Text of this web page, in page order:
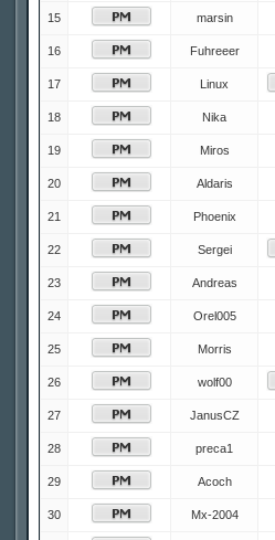
15 marsin
16 Fuhreeer
17 Linux
18 Nika
19 Miros
20 Aldaris
21 Phoenix
22 Sergei
23 Andreas
24 Orel005
25 Morris
26 wolf00
27 JanusCZ
28 preca1
29 Acoch
30 Mx-2004